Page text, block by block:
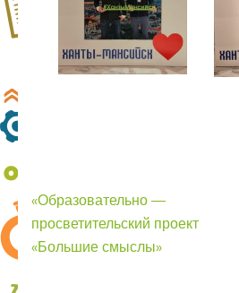
Навигация
по
записям
«Образовательно —
просветительский проект
«Большие смыслы»